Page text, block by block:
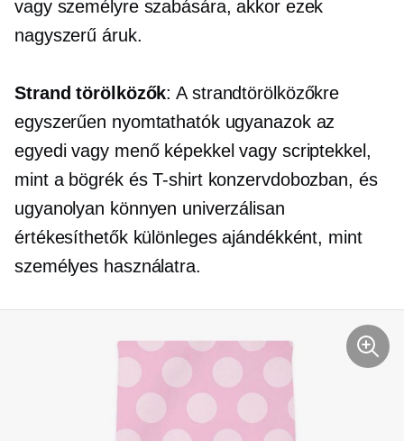
vagy személyre szabására, akkor ezek
nagyszerű áruk.
Strand törölközők: A strandtörölközőkre
egyszerűen nyomtathatók ugyanazok az
egyedi vagy menő képekkel vagy scriptekkel,
mint a bögrék ésT-shirtkonzervdobozban, és
ugyanolyan könnyen univerzálisan
értékesíthetők különleges ajándékként, mint
személyes használatra.